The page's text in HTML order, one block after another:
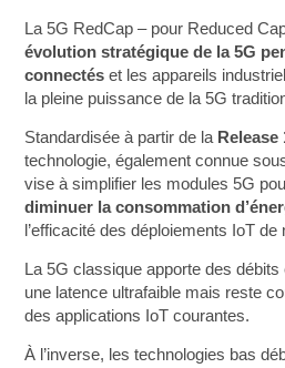
La 5G RedCap – pour Reduced
évolution stratégique de la 5G
connectés et les appareils
la pleine puissance de la 5G
Standardisée à partir de la Release
technologie, également connue
vise à simplifier les modules 5G
diminuer la consommation
l’efficacité des déploiements IoT
La 5G classique apporte des
une latence ultrafaible mais reste
des applications IoT courantes.
À l’inverse, les technologies bas